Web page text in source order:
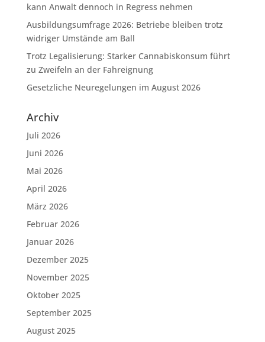
kann Anwalt dennoch in Regress nehmen
Ausbildungsumfrage 2026: Betriebe bleiben trotz
widriger Umstände am Ball
Trotz Legalisierung: Starker Cannabiskonsum führt
zu Zweifeln an der Fahreignung
Gesetzliche Neuregelungen im August 2026
Archiv
Juli 2026
Juni 2026
Mai 2026
April 2026
März 2026
Februar 2026
Januar 2026
Dezember 2025
November 2025
Oktober 2025
September 2025
August 2025